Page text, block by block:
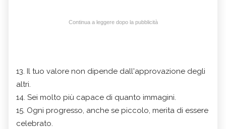
Continua a leggere dopo la pubblicità
13. Il tuo valore non dipende dall'approvazione degli
altri.
14. Sei molto più capace di quanto immagini.
15. Ogni progresso, anche se piccolo, merita di essere
celebrato.